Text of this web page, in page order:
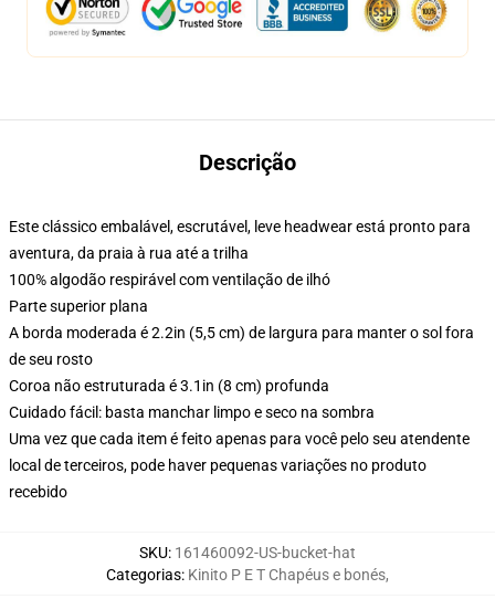
Descrição
Este clássico embalável, escrutável, leve headwear está pronto para
aventura, da praia à rua até a trilha
100% algodão respirável com ventilação de ilhó
Parte superior plana
A borda moderada é 2.2in (5,5 cm) de largura para manter o sol fora
de seu rosto
Coroa não estruturada é 3.1in (8 cm) profunda
Cuidado fácil: basta manchar limpo e seco na sombra
Uma vez que cada item é feito apenas para você pelo seu atendente
local de terceiros, pode haver pequenas variações no produto
recebido
SKU: 161460092-US-bucket-hat
Categorias: Kinito P E T Chapéus e bonés,